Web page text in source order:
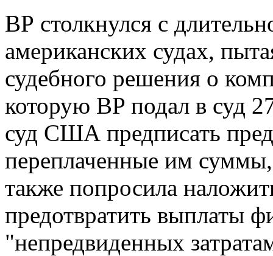
ВР столкнулся с
американских судах,
судебного решения о
которую BP подал в суд
суд США предписать
переплаченные им
также попросила
предотвратить выплаты
"непредвиденных